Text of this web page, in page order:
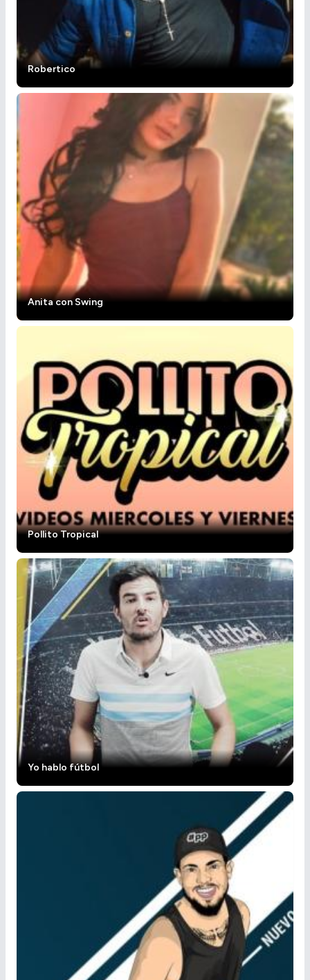
Robertico
Anita con Swing
Pollito Tropical
Yo hablo fútbol